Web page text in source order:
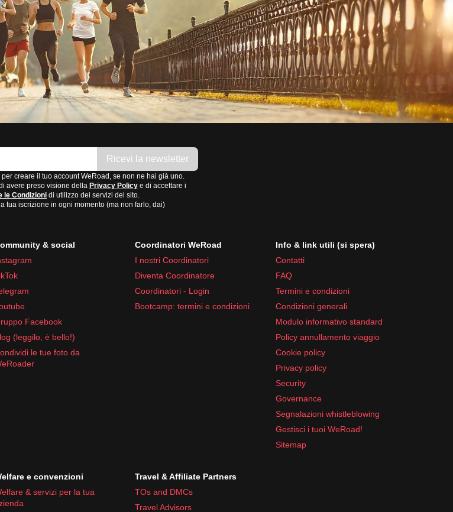
Ricevi la newsletter
creare il tuo account WeRoad, se non ne hai già uno.
avere preso visione della Privacy Policye di accettare i
le Condizioni di utilizzo dei servizi del sito.
tua iscrizione in ogni momento (ma non farlo, dai)
& social
Facebook
(leggilo, è bello!)
le tue foto da
Coordinatori WeRoad
I nostri Coordinatori
Diventa Coordinatore
Coordinatori - Login
Bootcamp: termini e condizioni
Info & link utili (si spera)
Contatti
FAQ
Termini e condizioni
Condizioni generali
Modulo informativo standard
Policy annullamento viaggio
Cookie policy
Privacy policy
Security
Governance
Segnalazioni whistleblowing
Gestisci i tuoi WeRoad!
Sitemap
e convenzioni
& servizi per la tua
Travel & Affiliate Partners
TOs and DMCs
Travel Advisors